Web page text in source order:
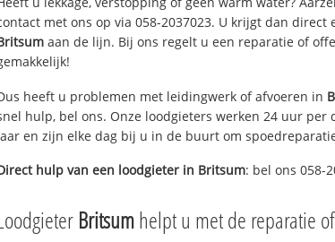
met ons op via 058-2037023. U krijgt dan direct
aan de lijn. Bij ons regelt u een reparatie of
heeft u problemen met leidingwerk of afvoeren in
hulp, bel ons. Onze loodgieters werken 24 uur per
en zijn elke dag bij u in de buurt om
hulp van een loodgieter in Britsum: bel ons 058-
Britsumhelpt u met de reparatie